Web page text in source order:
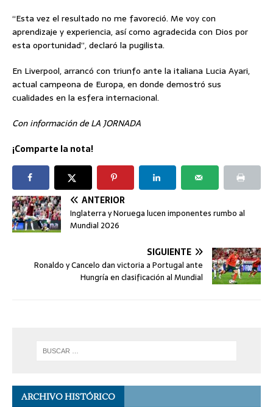
“Esta vez el resultado no me favoreció. Me voy con
aprendizaje y experiencia, así como agradecida con Dios por
esta oportunidad”, declaró la pugilista.
En Liverpool, arrancó con triunfo ante la italiana Lucia Ayari,
actual campeona de Europa, en donde demostró sus
cualidades en la esfera internacional.
Con información de LA JORNADA
¡Comparte la nota!
ANTERIOR
Inglaterra y Noruega lucen imponentes rumbo al
Mundial 2026
SIGUIENTE
Ronaldo y Cancelo dan victoria a Portugal ante
Hungría en clasificación al Mundial
ARCHIVO HISTÓRICO